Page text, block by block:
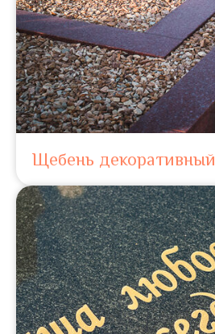
Щебень декоративный